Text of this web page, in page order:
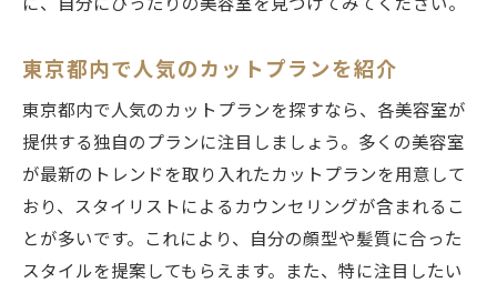
に、自分にぴったりの美容室を見つけてみてください。
東京都内で人気のカットプランを紹介
東京都内で人気のカットプランを探すなら、各美容室が
提供する独自のプランに注目しましょう。多くの美容室
が最新のトレンドを取り入れたカットプランを用意して
おり、スタイリストによるカウンセリングが含まれるこ
とが多いです。これにより、自分の顔型や髪質に合った
スタイルを提案してもらえます。また、特に注目したい